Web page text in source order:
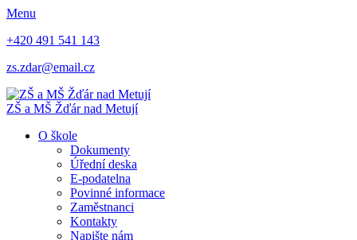
Menu
+420 491 541 143
zs.zdar@email.cz
ZŠ a MŠ Žďár nad Metují
O škole
Dokumenty
Úřední deska
E-podatelna
Povinné informace
Zaměstnanci
Kontakty
Napište nám